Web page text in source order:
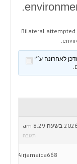
Bilateral attempted
.
תגובה
Airjamaica668